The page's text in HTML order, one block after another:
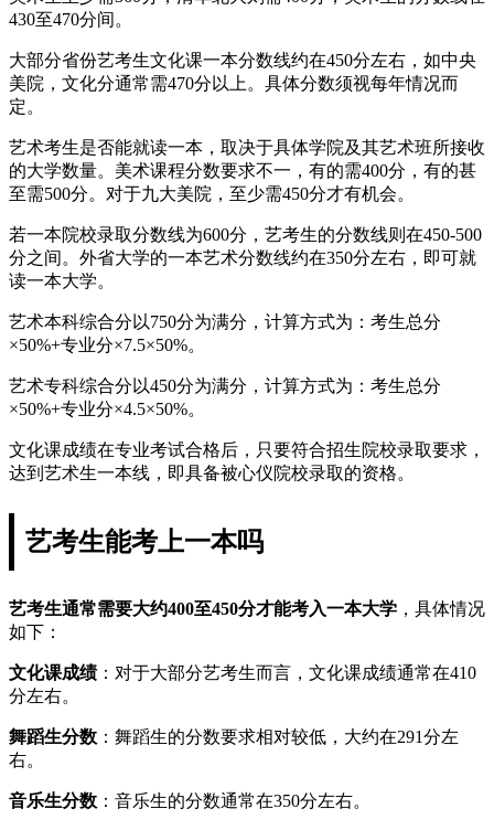
430至470分间。
大部分省份艺考生文化课一本分数线约在450分左右，如中央
美院，文化分通常需470分以上。具体分数须视每年情况而
定。
艺术考生是否能就读一本，取决于具体学院及其艺术班所接收
的大学数量。美术课程分数要求不一，有的需400分，有的甚
至需500分。对于九大美院，至少需450分才有机会。
若一本院校录取分数线为600分，艺考生的分数线则在450-500
分之间。外省大学的一本艺术分数线约在350分左右，即可就
读一本大学。
艺术本科综合分以750分为满分，计算方式为：考生总分
×50%+专业分×7.5×50%。
艺术专科综合分以450分为满分，计算方式为：考生总分
×50%+专业分×4.5×50%。
文化课成绩在专业考试合格后，只要符合招生院校录取要求，
达到艺术生一本线，即具备被心仪院校录取的资格。
艺考生能考上一本吗
艺考生通常需要大约400至450分才能考入一本大学 ，具体情况
如下：
文化课成绩：对于大部分艺考生而言，文化课成绩通常在410
分左右。
舞蹈生分数 ：舞蹈生的分数要求相对较低，大约在291分左
右。
音乐生分数 ：音乐生的分数通常在350分左右。